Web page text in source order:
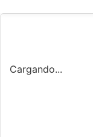
Cargando...